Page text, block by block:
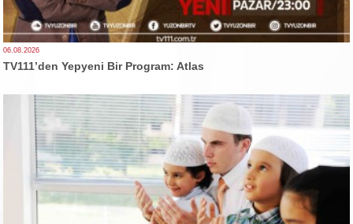
06.08.2026
TV111’den Yepyeni Bir Program: Atlas